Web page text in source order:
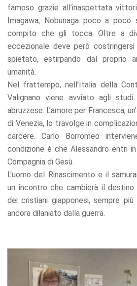
famoso grazie all’inaspettata
Imagawa, Nobunaga poco a poco
compito che gli tocca. Oltre a
eccezionale deve però
spietato, estirpando dal proprio
umanità.
Nel frattempo, nell’Italia della
Valignano viene avviato agli
abruzzese. L’amore per Francesca,
di Venezia, lo travolge in
carcere. Carlo Borromeo
condizione è che Alessandro entri
Compagnia di Gesù.
L’uomo del Rinascimento e il
un incontro che cambierà il
dei cristiani giapponesi, sempre più
ancora dilaniato dalla guerra.
to perform
as well as
possible
during your
visit. If you
refuse these
cookies,
some
functionality
will
disappear
from the
Marketing
By sharing
interests
and
behavior as
you visit our
site, you
content and
offers.